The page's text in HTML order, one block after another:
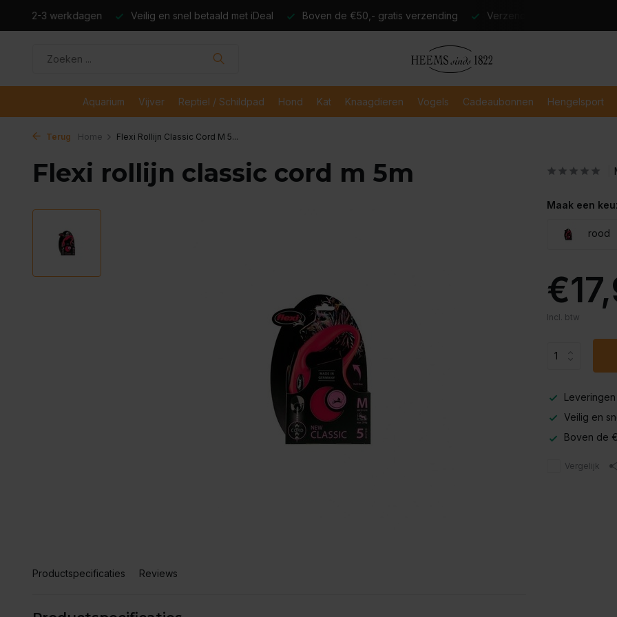
Veilig en snel betaald met iDeal Boven de €50,- gratis verzending Verzending binnen 2-3 werkdagen
Aquarium Vijver Reptiel / Schildpad Hond Kat Knaagdieren Vogels Cadeaubonnen Hengelsport
Terug Home Flexi Rollijn Classic Cord M 5...
Flexi rollijn classic cord m 5m
Productspecificaties Reviews
Maak een
rood
Incl. btw
Veilig en
Boven de
Vergelijk